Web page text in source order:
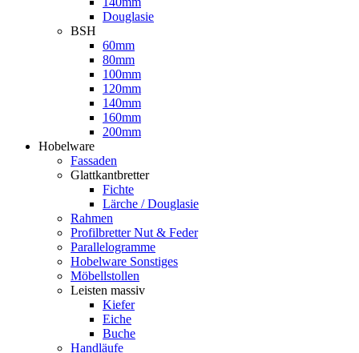
Douglasie
BSH
60mm
80mm
100mm
120mm
140mm
160mm
200mm
Hobelware
Fassaden
Glattkantbretter
Fichte
Lärche / Douglasie
Rahmen
Profilbretter Nut & Feder
Parallelogramme
Hobelware Sonstiges
Möbellstollen
Leisten massiv
Kiefer
Eiche
Buche
Handläufe